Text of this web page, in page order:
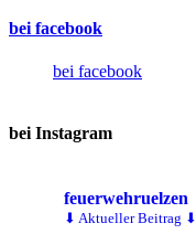
bei facebook
bei facebook
bei Instagram
feuerwehruelzen
⬇ Aktueller Beitrag ⬇